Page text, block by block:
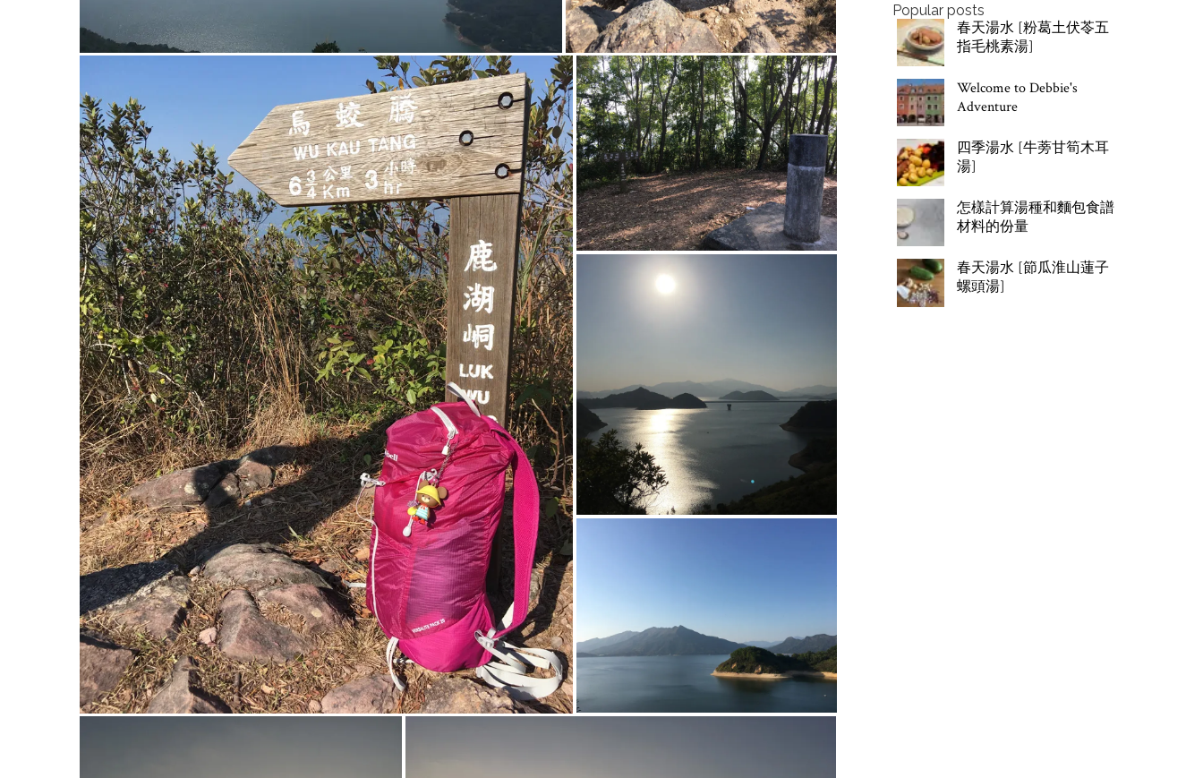
Popular posts
春天湯水 [粉葛土伏苓五
指毛桃素湯]
Welcome to Debbie's
Adventure
四季湯水 [牛蒡甘筍木耳
湯]
怎樣計算湯種和麵包食譜
材料的份量
春天湯水 [節瓜淮山蓮子
螺頭湯]